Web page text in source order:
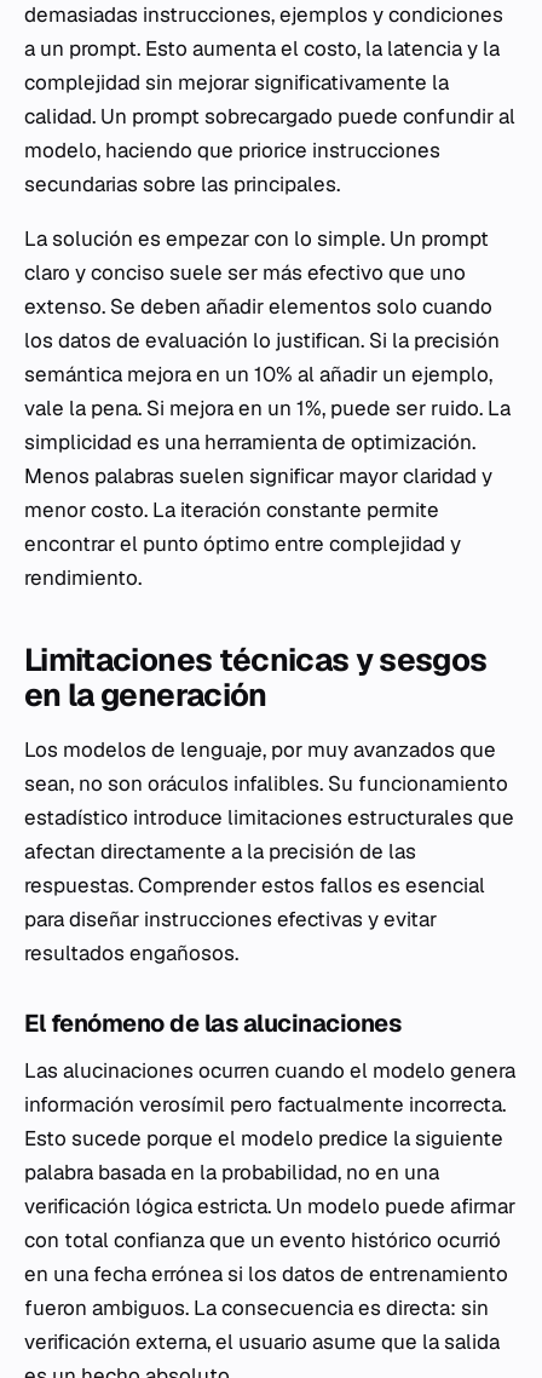
demasiadas instrucciones, ejemplos y condiciones
a un prompt. Esto aumenta el costo, la latencia y la
complejidad sin mejorar significativamente la
calidad. Un prompt sobrecargado puede confundir al
modelo, haciendo que priorice instrucciones
secundarias sobre las principales.
La solución es empezar con lo simple. Un prompt
claro y conciso suele ser más efectivo que uno
extenso. Se deben añadir elementos solo cuando
los datos de evaluación lo justifican. Si la precisión
semántica mejora en un 10% al añadir un ejemplo,
vale la pena. Si mejora en un 1%, puede ser ruido. La
simplicidad es una herramienta de optimización.
Menos palabras suelen significar mayor claridad y
menor costo. La iteración constante permite
encontrar el punto óptimo entre complejidad y
rendimiento.
Limitaciones técnicas y sesgos
en la generación
Los modelos de lenguaje, por muy avanzados que
sean, no son oráculos infalibles. Su funcionamiento
estadístico introduce limitaciones estructurales que
afectan directamente a la precisión de las
respuestas. Comprender estos fallos es esencial
para diseñar instrucciones efectivas y evitar
resultados engañosos.
El fenómeno de las alucinaciones
Las alucinaciones ocurren cuando el modelo genera
información verosímil pero factualmente incorrecta.
Esto sucede porque el modelo predice la siguiente
palabra basada en la probabilidad, no en una
verificación lógica estricta. Un modelo puede afirmar
con total confianza que un evento histórico ocurrió
en una fecha errónea si los datos de entrenamiento
fueron ambiguos. La consecuencia es directa: sin
verificación externa, el usuario asume que la salida